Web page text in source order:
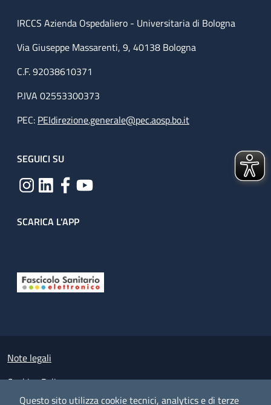
Questo sito utilizza cookie tecnici, analytics e di terze
IRCCS Azienda Ospedaliero - Universitaria di Bologna
Via Giuseppe Massarenti, 9, 40138 Bologna
C.F. 92038610371
P.IVA 02553300373
PEC: PEIdirezione.generale@pec.aosp.bo.it
SEGUICI SU
SCARICA L'APP
Small prints
Note legali
Cookies Policy